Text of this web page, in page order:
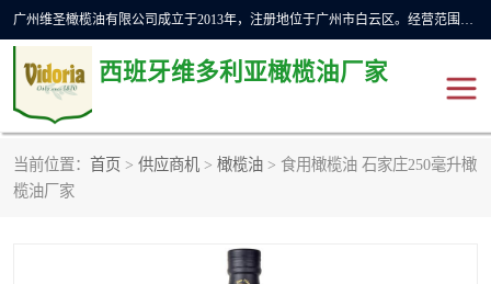
广州维圣橄榄油有限公司成立于2013年，注册地位于广州市白云区。经营范围包括饲料原料销售;畜牧渔业饲料销售;化妆品批发;贸易经纪;食品进出口等，主要产品有：橄榄果渣油，橄榄油，纯橄榄油等。
西班牙维多利亚橄榄油厂家
当前位置： 首页 > 供应商机 > 橄榄油 > 食用橄榄油 石家庄250毫升橄
榄油厂家
橄榄油